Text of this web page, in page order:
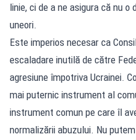
linie, ci de a ne asigura că nu o
uneori.
Este imperios necesar ca
escaladare inutilă de către
agresiune împotriva Ucrainei.
mai puternic instrument al
instrument comun pe care îl
normalizării abuzului. Nu